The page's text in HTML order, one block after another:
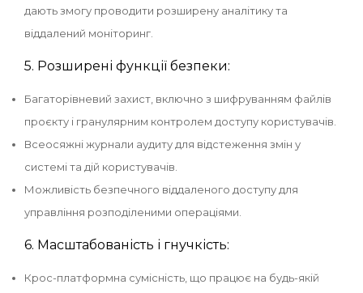
дають змогу проводити розширену аналітику та
віддалений моніторинг.
5. Розширені функції безпеки:
Багаторівневий захист, включно з шифруванням файлів
проєкту і гранулярним контролем доступу користувачів.
Всеосяжні журнали аудиту для відстеження змін у
системі та дій користувачів.
Можливість безпечного віддаленого доступу для
управління розподіленими операціями.
6. Масштабованість і гнучкість:
Крос-платформна сумісність, що працює на будь-якій